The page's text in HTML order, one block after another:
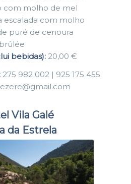
com molho de mel
escalada com molho
puré de cenoura
bebidas):20,00 €
275 982 002 | 925 175 455
Vila Galé
da Estrela